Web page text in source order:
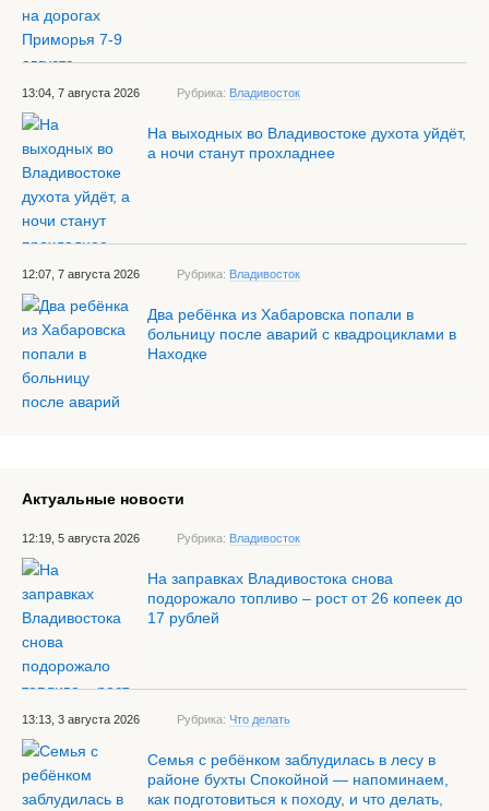
13:04, 7 августа 2026 Рубрика: Владивосток
На выходных во Владивостоке духота уйдёт,
а ночи станут прохладнее
12:07, 7 августа 2026 Рубрика: Владивосток
Два ребёнка из Хабаровска попали в
больницу после аварий с квадроциклами в
Находке
Актуальные новости
12:19, 5 августа 2026 Рубрика: Владивосток
На заправках Владивостока снова
подорожало топливо – рост от 26 копеек до
17 рублей
13:13, 3 августа 2026 Рубрика: Что делать
Семья с ребёнком заблудилась в лесу в
районе бухты Спокойной — напоминаем,
как подготовиться к походу, и что делать,